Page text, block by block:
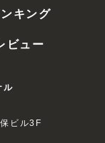
キング
ビュー
ル
ビル3F